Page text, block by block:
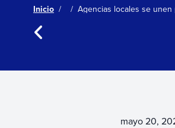
Inicio / / Agencias locales se
mayo 20,